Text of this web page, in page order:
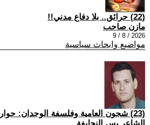
(22) حرائق.. بلا دفاع مدني!!
مازن صاحب
2026 / 8 / 9
مواضيع وابحاث سياسية
(23) شجون العامية وفلسفة الوجدان: